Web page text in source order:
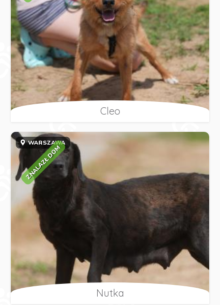
Cleo
WARSZAWA
ZNALAZŁ DOM
Nutka